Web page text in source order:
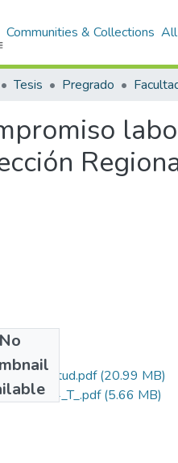
Communities & Collections
Tesis Pregrado
No
de Similitud.pdf(20.99 MB)
(5.66 MB)